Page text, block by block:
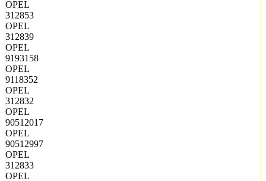
OPEL
312853
OPEL
312839
OPEL
9193158
OPEL
9118352
OPEL
312832
OPEL
90512017
OPEL
90512997
OPEL
312833
OPEL